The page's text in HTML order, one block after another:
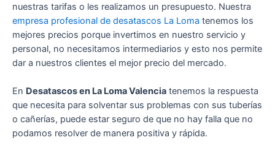
nuestras tarifas o les realizamos un presupuesto. Nuestra
empresa profesional de desatascos La Loma tenemos los
mejores precios porque invertimos en nuestro servicio y
personal, no necesitamos intermediarios y esto nos permite
dar a nuestros clientes el mejor precio del mercado.
En Desatascos en La Loma Valencia tenemos la respuesta
que necesita para solventar sus problemas con sus tuberías
o cañerías, puede estar seguro de que no hay falla que no
podamos resolver de manera positiva y rápida.